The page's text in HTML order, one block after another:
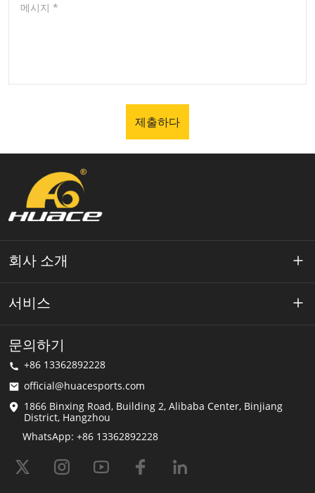
메시지 *
제출하다
회사 소개
약 Huace
해결책
서비스
개인 정보 정책
이용약관
배송 서비스
FAQ
문의하기
+86 13362892228
official@huacesports.com
1866 Binxing Road, Building 2, Alibaba Center, Binjiang
District, Hangzhou
WhatsApp: +86 13362892228